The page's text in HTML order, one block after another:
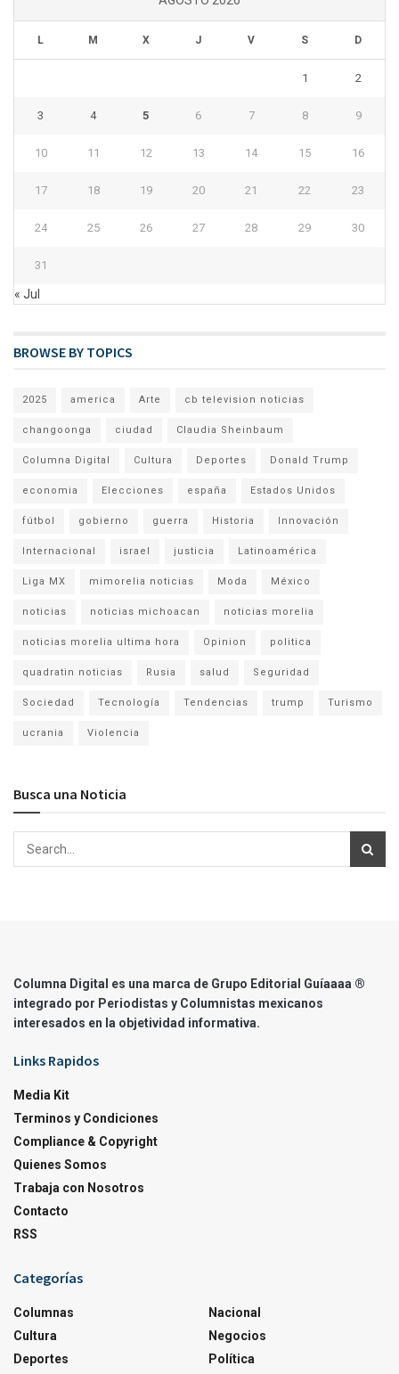
L M X J V S D
1 2
3 4 5 6 7 8 9
10 11 12 13 14 15 16
17 18 19 20 21 22 23
24 25 26 27 28 29 30
31
« Jul
BROWSE BY TOPICS
2025 america Arte cb television noticias
changoonga ciudad Claudia Sheinbaum
Columna Digital Cultura Deportes Donald Trump
economia Elecciones españa Estados Unidos
fútbol gobierno guerra Historia Innovación
Internacional israel justicia Latinoamérica
Liga MX mimorelia noticias Moda México
noticias noticias michoacan noticias morelia
noticias morelia ultima hora Opinion politica
quadratin noticias Rusia salud Seguridad
Sociedad Tecnología Tendencias trump Turismo
ucrania Violencia
Busca una Noticia
Columna Digital es una marca de Grupo Editorial Guíaaaa ®
integrado por Periodistas y Columnistas mexicanos
interesados en la objetividad informativa.
Links Rapidos
Media Kit
Terminos y Condiciones
Compliance & Copyright
Quienes Somos
Trabaja con Nosotros
Contacto
RSS
Categorías
Columnas
Cultura
Deportes
Nacional
Negocios
Política